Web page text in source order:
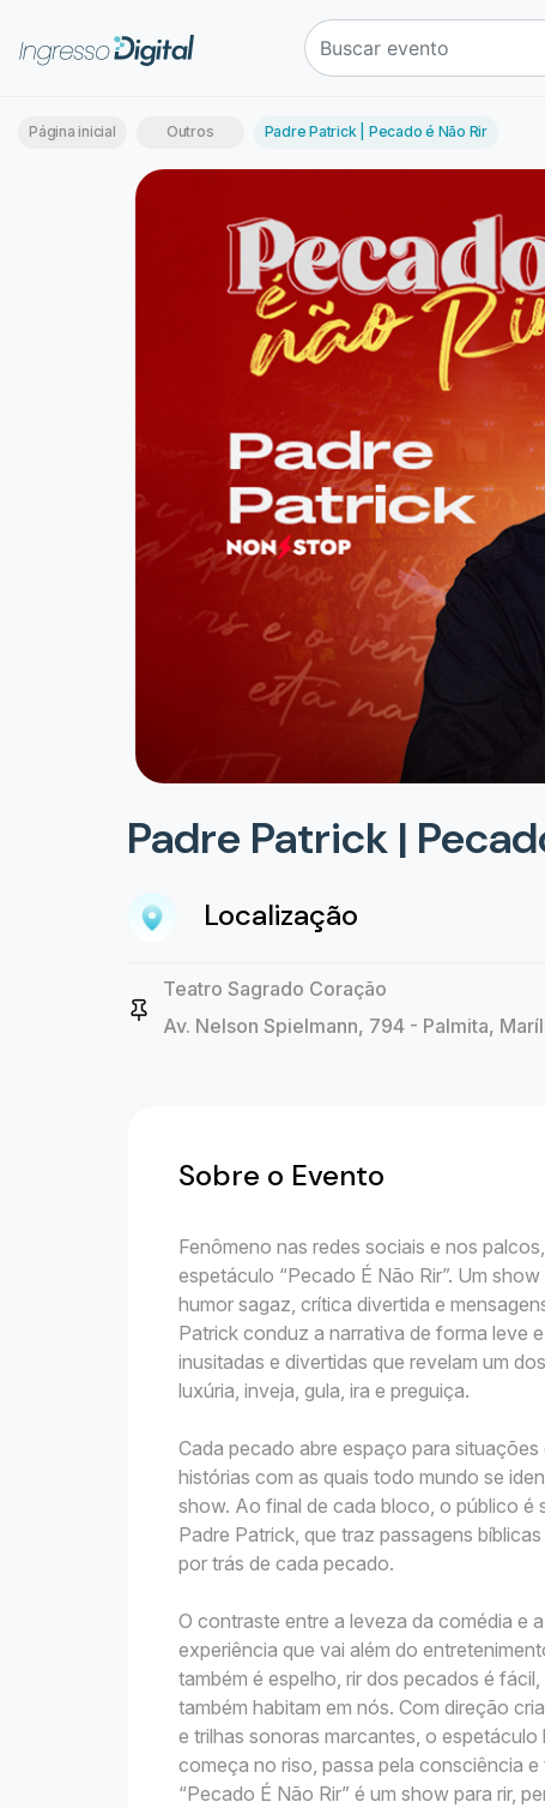
Página inicial Outros Padre Patrick | Pecado é Não Rir
Padre Patrick |
Localização
Teatro Sagrado Coração
Av. Nelson Spielmann, 794 - Palmita,
Sobre o Evento
Fenômeno nas redes sociais e nos
espetáculo “Pecado É Não Rir”. Um
humor sagaz, crítica divertida e
Patrick conduz a narrativa de forma leve
inusitadas e divertidas que revelam um
luxúria, inveja, gula, ira e preguiça.
Cada pecado abre espaço para
histórias com as quais todo mundo se
show. Ao final de cada bloco, o público é
Padre Patrick, que traz passagens
por trás de cada pecado.
O contraste entre a leveza da comédia e
experiência que vai além do
também é espelho, rir dos pecados é
também habitam em nós. Com direção
e trilhas sonoras marcantes, o
começa no riso, passa pela consciência
“Pecado É Não Rir” é um show para rir,